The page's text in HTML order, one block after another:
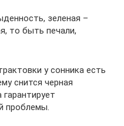
зеленая –
то быть печали,
у сонника есть
снится черная
проблемы.